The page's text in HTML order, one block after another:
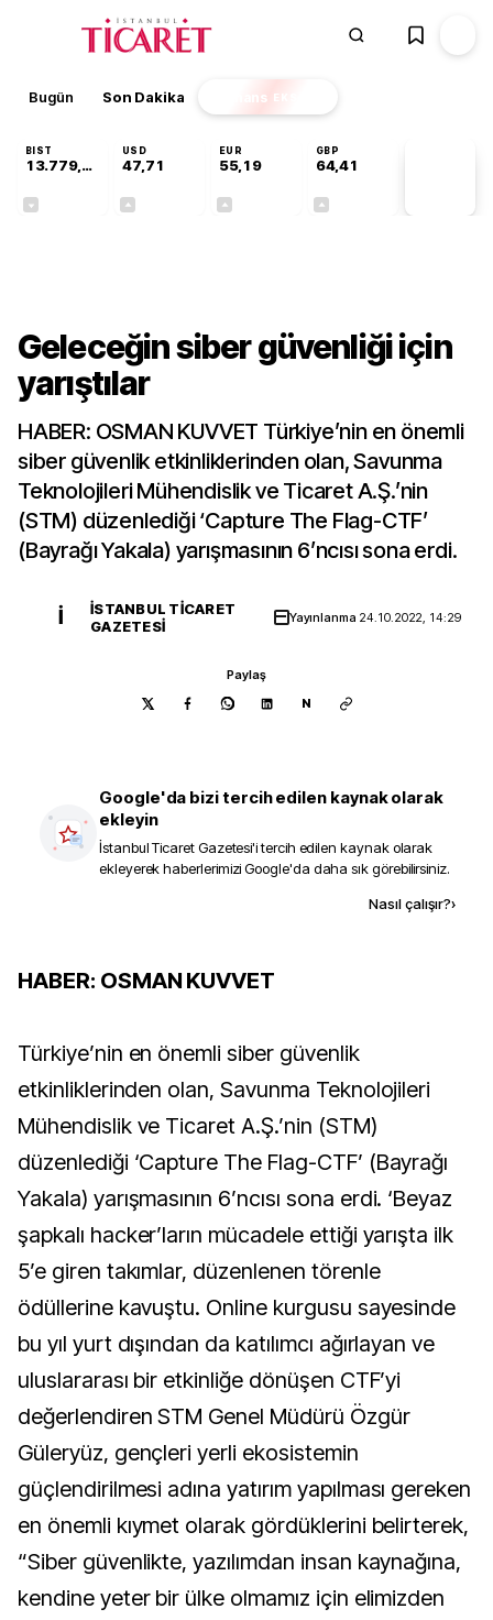
Bugün Son Dakika Finans EKSTRA
BIST
13.779,39
USD
47,71
EUR
55,19
GBP
64,41
Geleceğin siber güvenliği için
yarıştılar
HABER: OSMAN KUVVET Türkiye’nin en önemli
siber güvenlik etkinliklerinden olan, Savunma
Teknolojileri Mühendislik ve Ticaret A.Ş.’nin
(STM) düzenlediği ‘Capture The Flag-CTF’
(Bayrağı Yakala) yarışmasının 6’ncısı sona erdi.
İ
İSTANBUL TICARET
GAZETESI
Yayınlanma 24.10.2022, 14:29
Paylaş
N
Google'da bizi tercih edilen kaynak olarak
ekleyin
İstanbul Ticaret Gazetesi'i tercih edilen kaynak olarak
ekleyerek haberlerimizi Google'da daha sık görebilirsiniz.
Nasıl çalışır?›
HABER: OSMAN KUVVET
Türkiye’nin en önemli siber güvenlik
etkinliklerinden olan, Savunma Teknolojileri
Mühendislik ve Ticaret A.Ş.’nin (STM)
düzenlediği ‘Capture The Flag-CTF’ (Bayrağı
Yakala) yarışmasının 6’ncısı sona erdi. ‘Beyaz
şapkalı hacker’ların mücadele ettiği yarışta ilk
5’e giren takımlar, düzenlenen törenle
ödüllerine kavuştu. Online kurgusu sayesinde
bu yıl yurt dışından da katılımcı ağırlayan ve
uluslararası bir etkinliğe dönüşen CTF’yi
değerlendiren STM Genel Müdürü Özgür
Güleryüz, gençleri yerli ekosistemin
güçlendirilmesi adına yatırım yapılması gereken
en önemli kıymet olarak gördüklerini belirterek,
“Siber güvenlikte, yazılımdan insan kaynağına,
kendine yeter bir ülke olmamız için elimizden